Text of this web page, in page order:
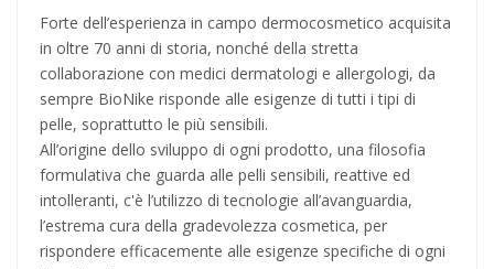
Forte dell’esperienza in campo dermocosmetico acquisita
in oltre 70 anni di storia, nonché della stretta
collaborazione con medici dermatologi e allergologi, da
sempre BioNike risponde alle esigenze di tutti i tipi di
pelle, soprattutto le più sensibili.
All’origine dello sviluppo di ogni prodotto, una filosofia
formulativa che guarda alle pelli sensibili, reattive ed
intolleranti, c'è l’utilizzo di tecnologie all’avanguardia,
l’estrema cura della gradevolezza cosmetica, per
rispondere efficacemente alle esigenze specifiche di ogni